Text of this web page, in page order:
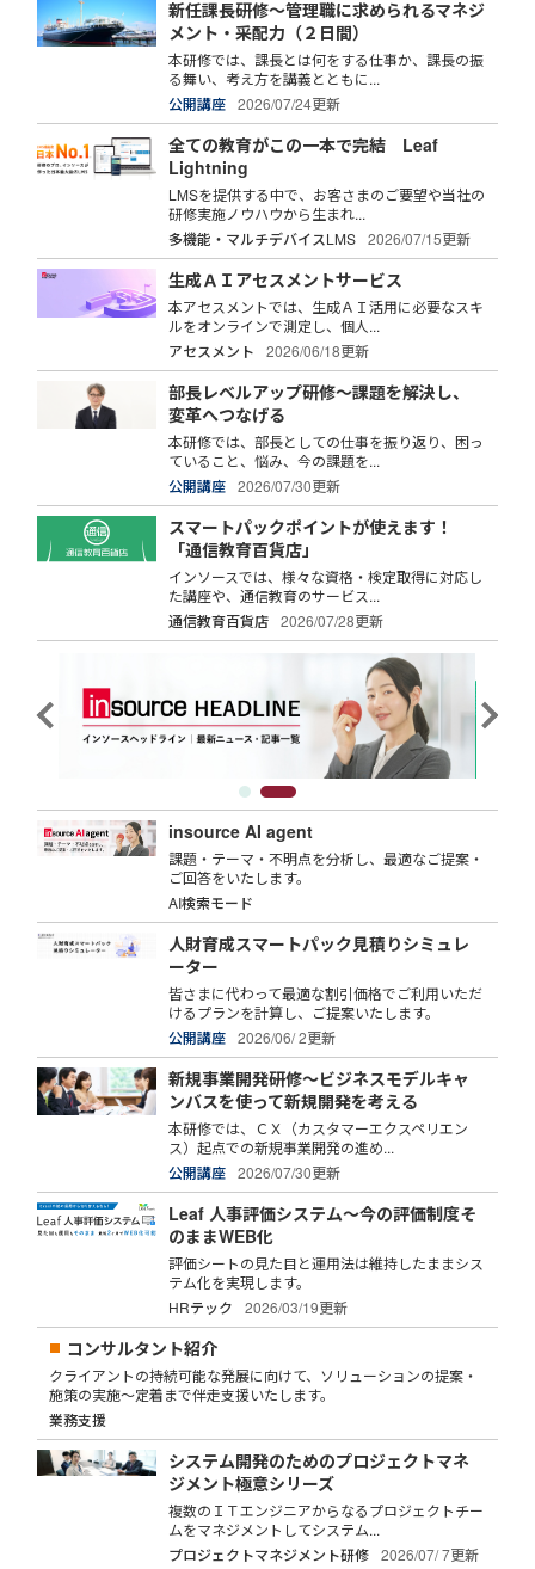
新任課長研修～管理職に求められるマネジ
メント・采配力（２日間）
本研修では、課長とは何をする仕事か、課長の振
る舞い、考え方を講義とともに...
公開講座
2026/07/24更新
全ての教育がこの一本で完結 Leaf
Lightning
LMSを提供する中で、お客さまのご要望や当社の
研修実施ノウハウから生まれ...
多機能・マルチデバイスLMS
2026/07/15更新
生成ＡＩアセスメントサービス
本アセスメントでは、生成ＡＩ活用に必要なスキ
ルをオンラインで測定し、個人...
アセスメント
2026/06/18更新
部長レベルアップ研修～課題を解決し、
変革へつなげる
本研修では、部長としての仕事を振り返り、困っ
ていること、悩み、今の課題を...
公開講座
2026/07/30更新
スマートパックポイントが使えます！
「通信教育百貨店」
インソースでは、様々な資格・検定取得に対応し
た講座や、通信教育のサービス...
通信教育百貨店
2026/07/28更新
insource AI agent
課題・テーマ・不明点を分析し、最適なご提案・
ご回答をいたします。
AI検索モード
人財育成スマートパック見積りシミュレ
ーター
皆さまに代わって最適な割引価格でご利用いただ
けるプランを計算し、ご提案いたします。
公開講座
2026/06/ 2更新
新規事業開発研修～ビジネスモデルキャ
ンバスを使って新規開発を考える
本研修では、ＣＸ（カスタマーエクスペリエン
ス）起点での新規事業開発の進め...
公開講座
2026/07/30更新
Leaf 人事評価システム～今の評価制度そ
のままWEB化
評価シートの見た目と運用法は維持したままシス
テム化を実現します。
HRテック
2026/03/19更新
コンサルタント紹介
クライアントの持続可能な発展に向けて、ソリューションの提案・
施策の実施～定着まで伴走支援いたします。
業務支援
システム開発のためのプロジェクトマネ
ジメント極意シリーズ
複数のＩＴエンジニアからなるプロジェクトチー
ムをマネジメントしてシステム...
プロジェクトマネジメント研修
2026/07/ 7更新